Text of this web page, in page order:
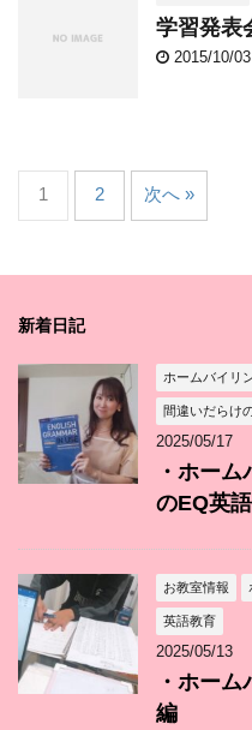
学習発表
2015/10/03
1 2 次へ »
新着日記
ホームバイリ
間違いだらけ
2025/05/17
・ホー
のEQ英語
お教室情報
英語教育
2025/05/13
・ホー
編